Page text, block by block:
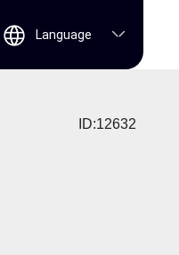
Language
ID:12632